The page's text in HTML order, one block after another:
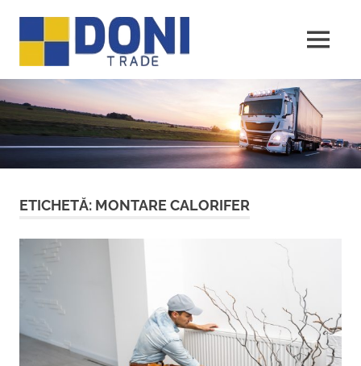
conținut
MENU
ETICHETĂ: MONTARE CALORIFER